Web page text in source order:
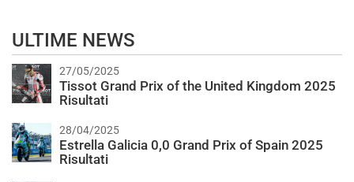
ULTIME NEWS
27/05/2025
Tissot Grand Prix of the United Kingdom 2025
Risultati
28/04/2025
Estrella Galicia 0,0 Grand Prix of Spain 2025
Risultati